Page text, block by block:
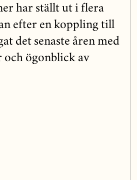
har ställt ut i flera
efter en koppling till
det senaste åren med
och ögonblick av